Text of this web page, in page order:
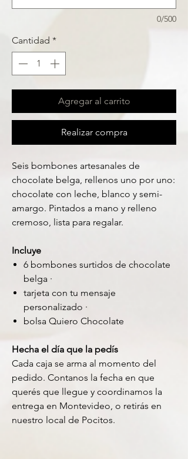
0/500
Cantidad *
Agregar al carrito
Realizar compra
Seis bombones artesanales de
chocolate belga, rellenos uno por uno:
chocolate con leche, blanco y semi-
amargo. Pintados a mano y relleno
cremoso , lista para regalar.
Incluye
6 bombones surtidos de chocolate
belga ·
tarjeta con tu mensaje
personalizado ·
bolsa Quiero Chocolate
Hecha el día que la pedís
Cada caja se arma al momento del
pedido. Contanos la fecha en que
querés que llegue y coordinamos la
entrega en Montevideo, o retirás en
nuestro local de Pocitos.